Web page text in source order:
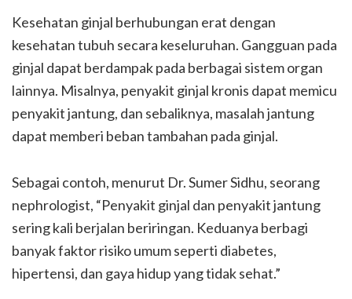
Kesehatan ginjal berhubungan erat dengan
kesehatan tubuh secara keseluruhan. Gangguan pada
ginjal dapat berdampak pada berbagai sistem organ
lainnya. Misalnya, penyakit ginjal kronis dapat memicu
penyakit jantung, dan sebaliknya, masalah jantung
dapat memberi beban tambahan pada ginjal.
Sebagai contoh, menurut Dr. Sumer Sidhu, seorang
nephrologist, “Penyakit ginjal dan penyakit jantung
sering kali berjalan beriringan. Keduanya berbagi
banyak faktor risiko umum seperti diabetes,
hipertensi, dan gaya hidup yang tidak sehat.”